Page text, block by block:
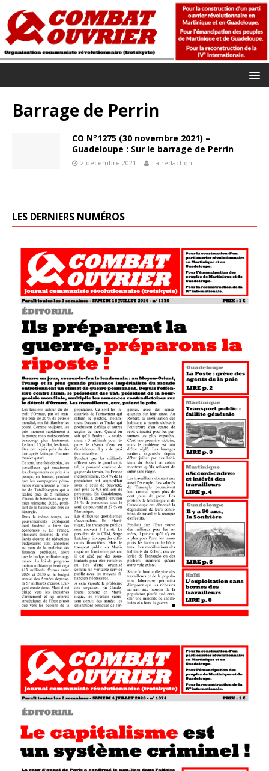
Barrage de Perrin
CO N°1275 (30 novembre 2021) –
Guadeloupe : Sur le barrage de Perrin
2 décembre 2021 La rédaction
LES DERNIERS NUMÉROS